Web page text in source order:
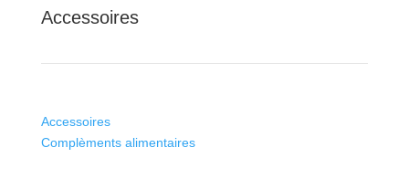
Accessoires
Accessoires
Complèments alimentaires